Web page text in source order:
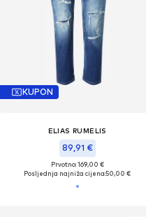
KUPON
ELIAS RUMELIS
89,91 €
Prvotno: 169,00 €
Posljednja najniža cijena:50,00 €